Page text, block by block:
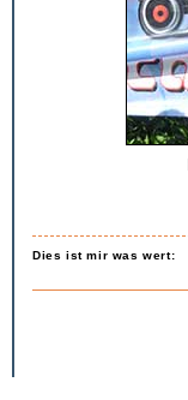
Dies ist mir was wert: